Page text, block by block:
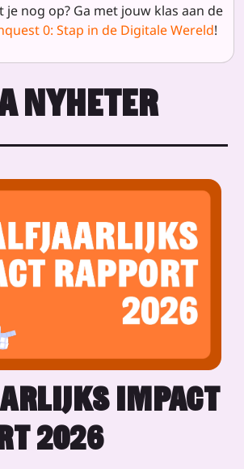
je nog op? Ga met jouw klas aan de
0: Stap in de Digitale Wereld!
NYHETER
IMPACT
2026